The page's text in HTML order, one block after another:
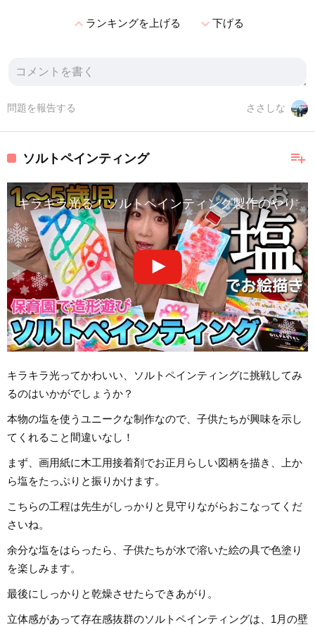
expand_lessランキングを上げる expand_more下げる
ささしな
問題を報告する
playlist_add
ソルトペインティング
キラキラ光る！ソルトペインティング製作のやり方
キラキラ光ってかわいい、ソルトペインティングに挑戦してみ
るのはいかがでしょうか？
本物の塩を使うユニークな制作なので、子供たちが興味を示し
てくれること間違いなし！
まず、画用紙に木工用接着剤でお正月らしい図柄を描き、上か
ら塩をたっぷりと振りかけます。
こちらの工程は先生がしっかりと見守りながらおこなってくだ
さいね。
余分な塩をはらったら、子供たちが水で溶いた絵の具で色塗り
を楽しみます。
最後にしっかりと乾燥させたらできあがり。
立体感があって存在感抜群のソルトペインティングは、1月の壁